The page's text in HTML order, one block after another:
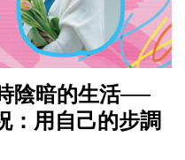
陰暗的生活──
用自己的步調